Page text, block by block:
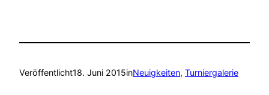
Veröffentlicht18. Juni 2015inNeuigkeiten, Turniergalerie